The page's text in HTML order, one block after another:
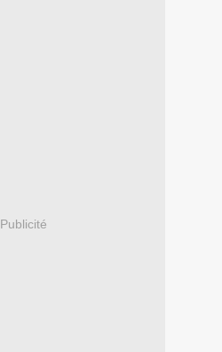
Publicité